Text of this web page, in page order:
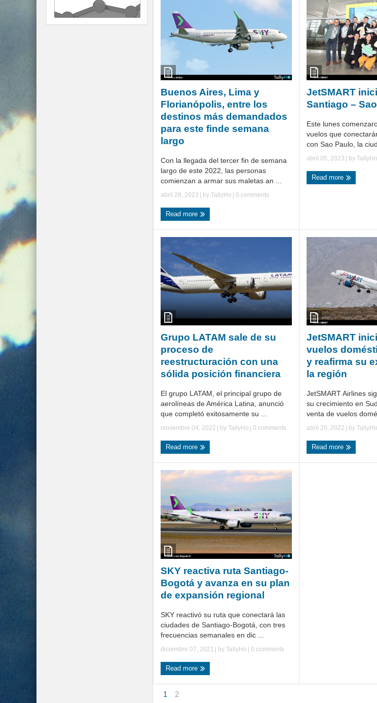
Buenos Aires, Lima y
Florianópolis, entre los
destinos más demandados
para este finde semana
largo
Con la llegada del tercer fin de semana
largo de este 2022, las personas
comienzan a armar sus maletas an ...
abril 28, 2023 | by TallyHo 0 comments
Read more
JetSMART
Santiago –
Este lunes
vuelos que
con Sao Paulo, la
abril 05, 2023 | by TallyHo
Read more
Grupo LATAM sale de su
proceso de
reestructuración con una
sólida posición financiera
El grupo LATAM, el principal grupo de
aerolíneas de América Latina, anunció
que completó exitosamente su ...
noviembre 04, 2022 | by TallyHo 0 comments
Read more
JetSMART
vuelos
y reafirma su
la región
JetSMART Airlines
su crecimiento en
venta de vuelos
abril 20, 2022 | by TallyHo
Read more
SKY reactiva ruta Santiago-
Bogotá y avanza en su plan
de expansión regional
SKY reactivó su ruta que conectará las
ciudades de Santiago-Bogotá, con tres
frecuencias semanales en dic ...
diciembre 07, 2021 | by TallyHo | 0 comments
Read more
1 2